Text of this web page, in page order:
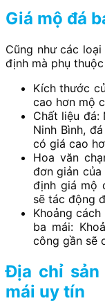
Giá mộ đá
Cũng như các
định mà phụ
Kích thước
cao hơn mộ
Chất liệu đá:
Ninh Bình,
có giá cao
Hoa văn
đơn giản
định giá mộ
sẽ tác động
Khoảng
ba mái:
công gần sẽ
Địa chỉ sản
mái uy tín